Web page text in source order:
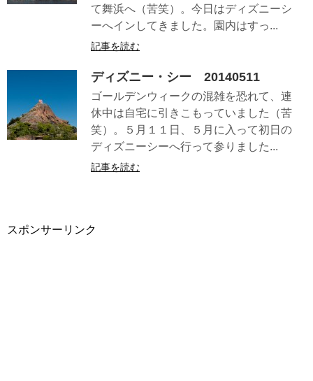
て舞浜へ（苦笑）。今日はディズニーシ
ーへインしてきました。園内はすっ...
記事を読む
ディズニー・シー 20140511
ゴールデンウィークの混雑を恐れて、連
休中は自宅に引きこもっていました（苦
笑）。５月１１日、５月に入って初日の
ディズニーシーへ行って参りました...
記事を読む
スポンサーリンク